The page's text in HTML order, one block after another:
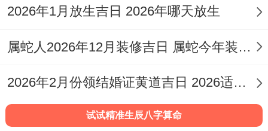
晴朗的天气进行,避免雨天或阴天，动土前要
先祭拜告知祖先，求得理解同庇佑...迁移遗
程要保持肃静、避免喧哗与哭泣！这些都是
2026年1月放生吉日 2026年哪天放生
属蛇人2026年12月装修吉日 属蛇今年装修吉日
2026年2月份领结婚证黄道吉日 2026适合结婚的日子
试试精准生辰八字算命